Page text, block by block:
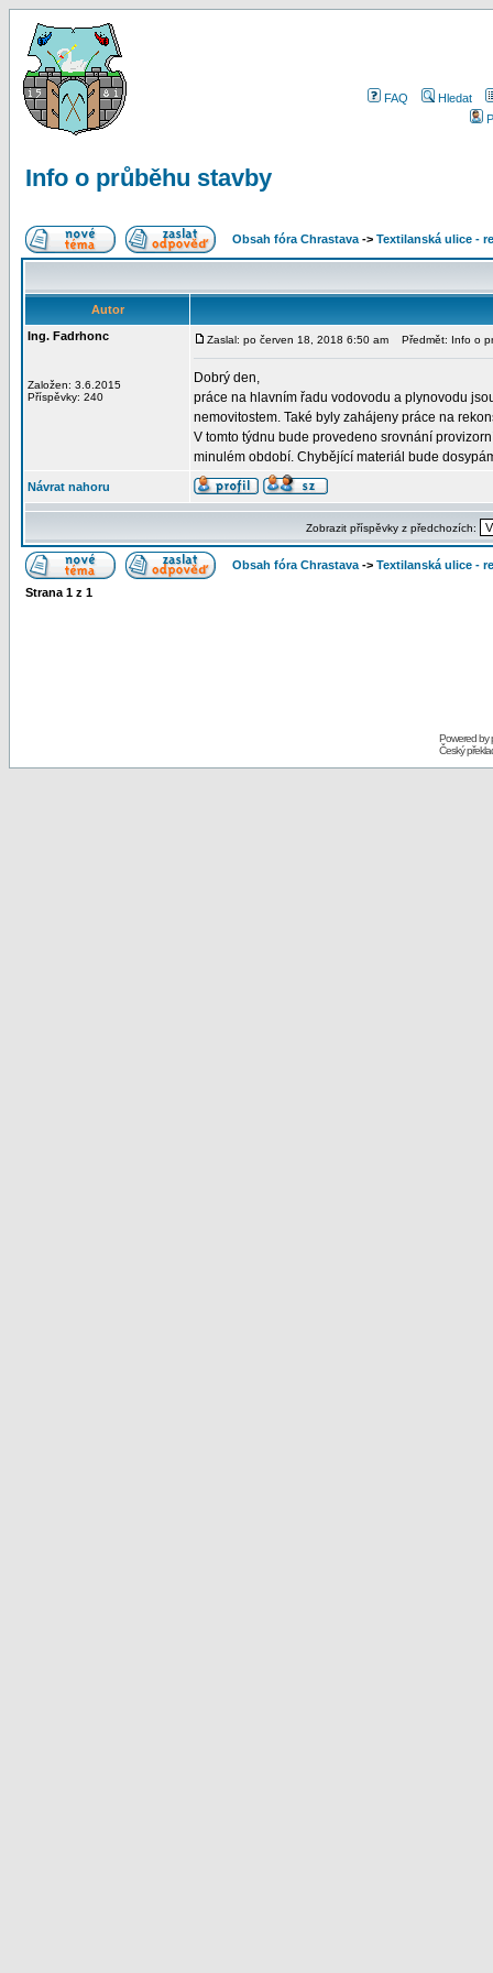
FAQ
Hledat
Info o průběhu stavby
Obsah fóra Chrastava -> Textilanská ulice -
Autor
Ing. Fadrhonc
Založen: 3.6.2015
Příspěvky: 240
Zaslal: po červen 18, 2018 6:50 am Předmět: Info o
Dobrý den,
práce na hlavním řadu vodovodu a plynovodu
nemovitostem. Také byly zahájeny práce na
V tomto týdnu bude provedeno srovnání
minulém období. Chybějící materiál bude
Návrat nahoru
Zobrazit příspěvky z předchozích:
Obsah fóra Chrastava -> Textilanská ulice -
Strana 1 z 1
Powered by
Český